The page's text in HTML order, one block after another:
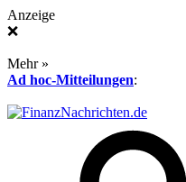
Anzeige
❌
Mehr »
Ad hoc-Mitteilungen: